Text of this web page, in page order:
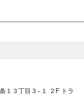
１３丁目３−１ ２F トラ